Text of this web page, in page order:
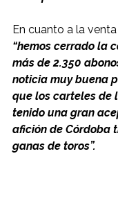
En cuanto a la
“hemos cerrado la
más de 2.350
noticia muy buena
que los carteles de
tenido una gran
afición de Córdoba
ganas de toros”.